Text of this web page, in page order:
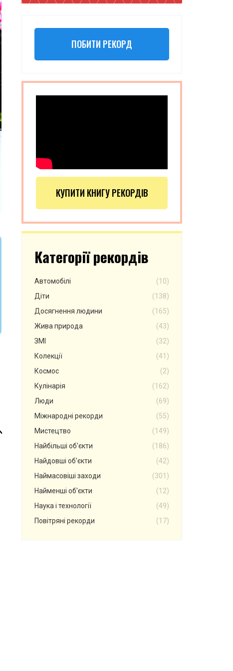
ПОБИТИ РЕКОРД
КУПИТИ КНИГУ РЕКОРДІВ
Категорії рекордів
Автомобілі
(10)
Діти
(138)
Досягнення людини
(165)
Жива природа
(43)
ЗМІ
(32)
Колекції
(41)
Космос
(2)
Кулінарія
(162)
Люди
(69)
Міжнародні рекорди
(55)
Мистецтво
(149)
Найбільші об'єкти
(186)
Найдовші об'єкти
(42)
Наймасовіші заходи
(301)
Найменші об'єкти
(12)
Наука і технології
(49)
Повітряні рекорди
(17)